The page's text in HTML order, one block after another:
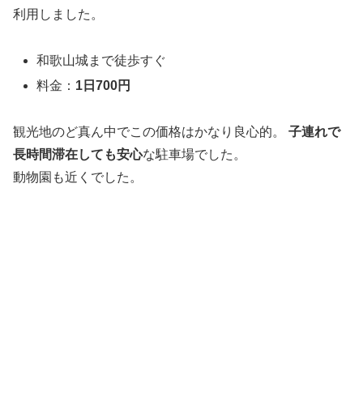
利用しました。
和歌山城まで徒歩すぐ
料金： 1日700円
観光地のど真ん中でこの価格はかなり良心的。 子連れで
長時間滞在しても安心な駐車場でした。
動物園も近くでした。